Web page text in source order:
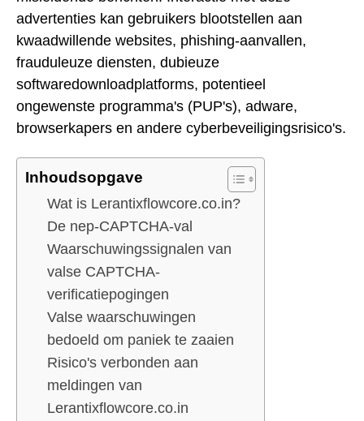
advertenties kan gebruikers blootstellen aan
kwaadwillende websites, phishing-aanvallen,
frauduleuze diensten, dubieuze
softwaredownloadplatforms, potentieel
ongewenste programma's (PUP's), adware,
browserkapers en andere cyberbeveiligingsrisico's.
Inhoudsopgave
Wat is Lerantixflowcore.co.in?
De nep-CAPTCHA-val
Waarschuwingssignalen van
valse CAPTCHA-
verificatiepogingen
Valse waarschuwingen
bedoeld om paniek te zaaien
Risico's verbonden aan
meldingen van
Lerantixflowcore.co.in